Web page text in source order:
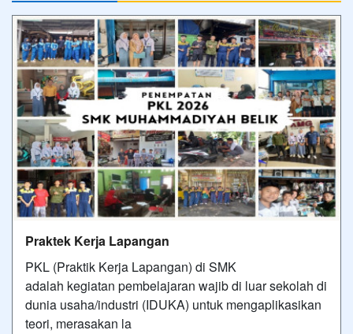
Praktek Kerja Lapangan
PKL (Praktik Kerja Lapangan) di SMK
adalah kegiatan pembelajaran wajib di luar sekolah di
dunia usaha/industri (IDUKA) untuk mengaplikasikan
teori, merasakan la